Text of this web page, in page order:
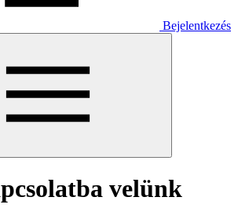
Bejelentkezés
velünk